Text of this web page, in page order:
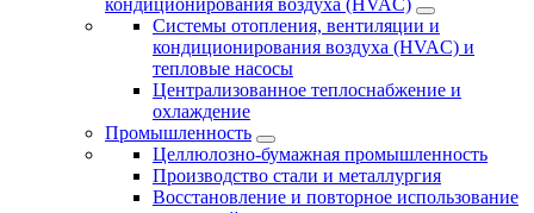
кондиционирования воздуха (HVAC)
Системы отопления, вентиляции и
кондиционирования воздуха (HVAC) и
тепловые насосы
Централизованное теплоснабжение и
охлаждение
Промышленность
Целлюлозно-бумажная промышленность
Производство стали и металлургия
Восстановление и повторное использование